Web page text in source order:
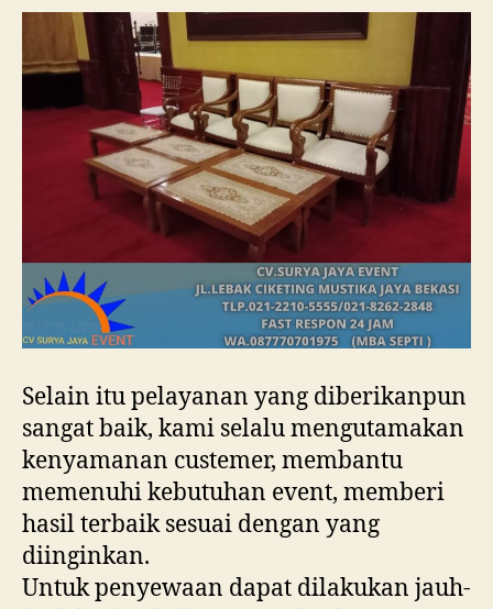
Selain itu pelayanan yang diberikanpun
sangat baik, kami selalu mengutamakan
kenyamanan custemer, membantu
memenuhi kebutuhan event, memberi
hasil terbaik sesuai dengan yang
diinginkan.
Untuk penyewaan dapat dilakukan jauh-